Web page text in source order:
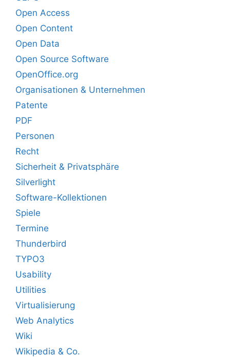
Open Access
Open Content
Open Data
Open Source Software
OpenOffice.org
Organisationen & Unternehmen
Patente
PDF
Personen
Recht
Sicherheit & Privatsphäre
Silverlight
Software-Kollektionen
Spiele
Termine
Thunderbird
TYPO3
Usability
Utilities
Virtualisierung
Web Analytics
Wiki
Wikipedia & Co.